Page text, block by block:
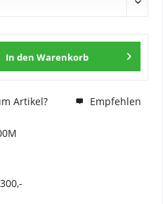
In den Warenkorb
Artikel? Empfehlen